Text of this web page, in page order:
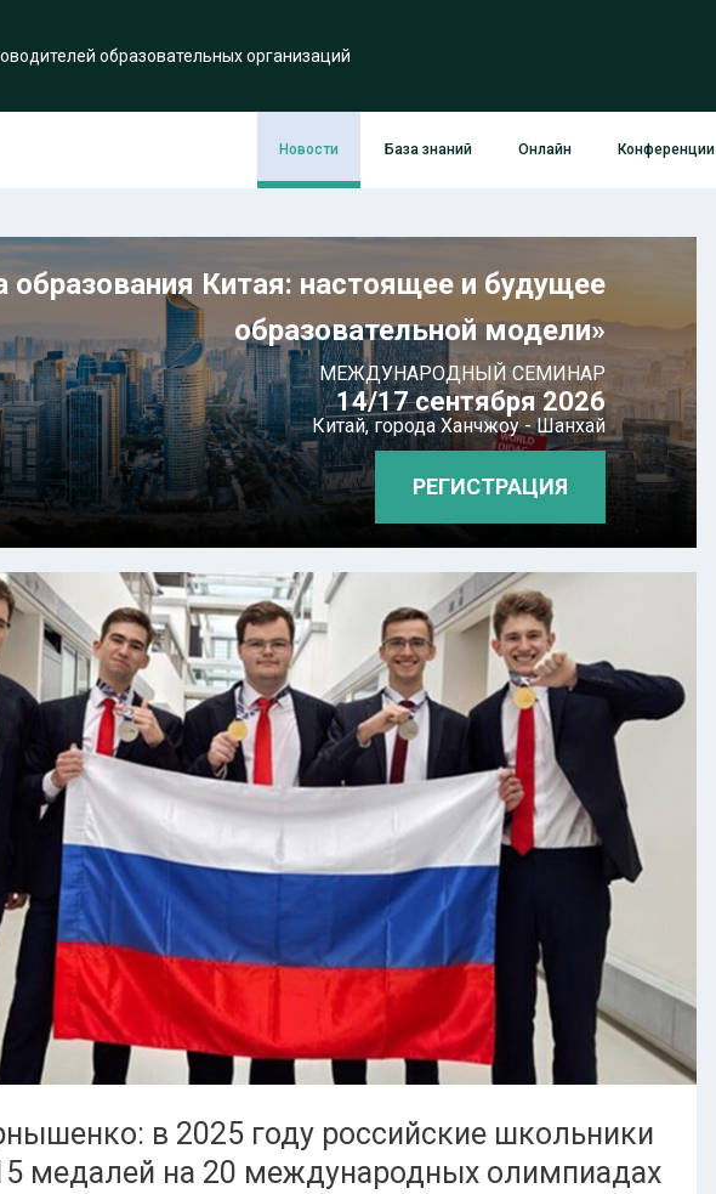
образовательных организаций
Новости База знаний Онлайн Конференции
образования Китая: настоящее и будущее
образовательной модели»
МЕЖДУНАРОДНЫЙ СЕМИНАР
14/17 сентября 2026
Китай,города Ханчжоу - Шанхай
РЕГИСТРАЦИЯ
в 2025 году российские школьники
медалей на 20 международных олимпиадах